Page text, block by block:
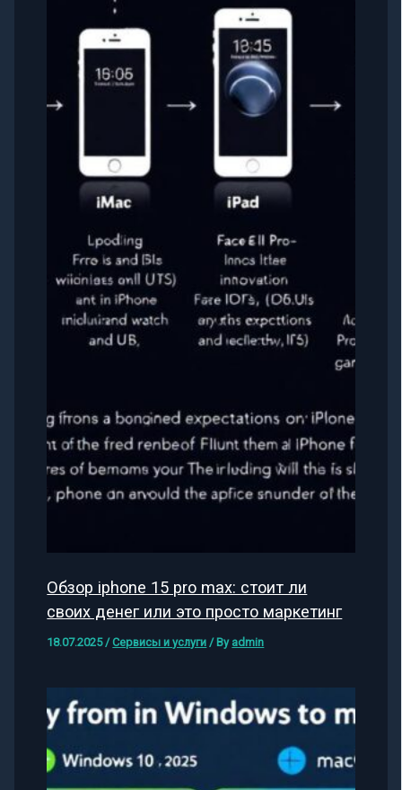
Обзор iphone 15 pro max: стоит ли
своих денег или это просто маркетинг
18.07.2025/Сервисы и услуги / By admin